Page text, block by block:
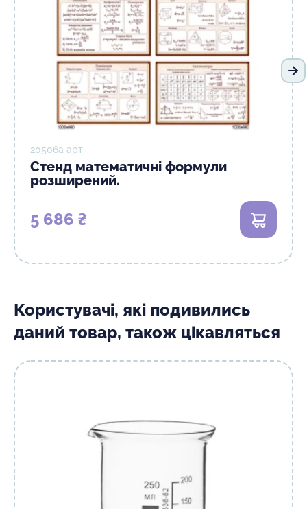
20506а арт
Стенд математичні формули
розширений.
5 686 ₴ В кошик
Користувачі, які подивились
даний товар, також цікавляться